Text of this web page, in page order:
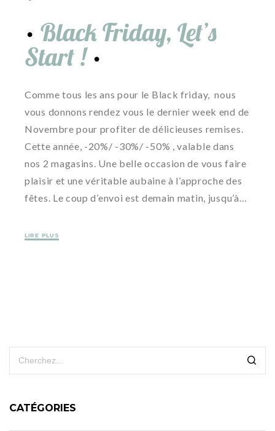
Black Friday, Let’s
Start !
Comme tous les ans pour le Black friday, nous
vous donnons rendez vous le dernier week end de
Novembre pour profiter de délicieuses remises.
Cette année, -20%/ -30%/ -50% , valable dans
nos 2 magasins. Une belle occasion de vous faire
plaisir et une véritable aubaine à l’approche des
fêtes. Le coup d’envoi est demain matin, jusqu’à…
LIRE PLUS
CATÉGORIES